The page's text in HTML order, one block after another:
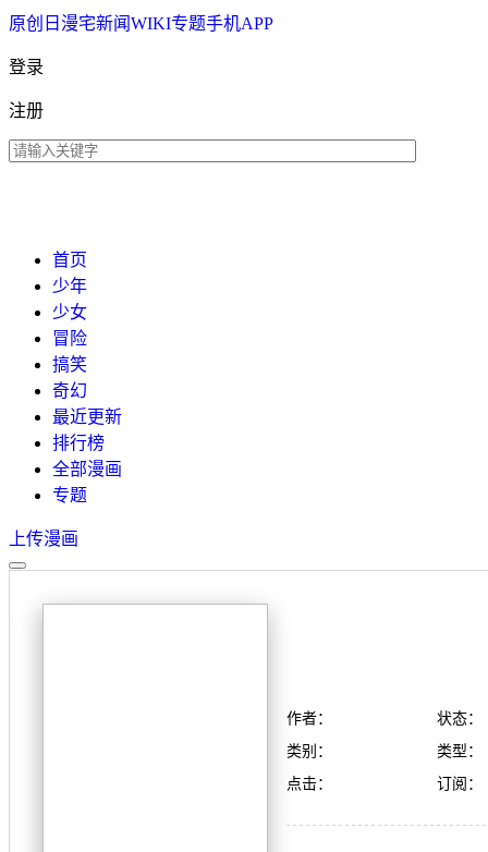
原创 日漫宅新闻WIKI专题手机APP
登录
注册
首页
少年
少女
冒险
搞笑
奇幻
最近更新
排行榜
全部漫画
专题
上传漫画
作者：
状态：
类别：
类型：
点击：
订阅：